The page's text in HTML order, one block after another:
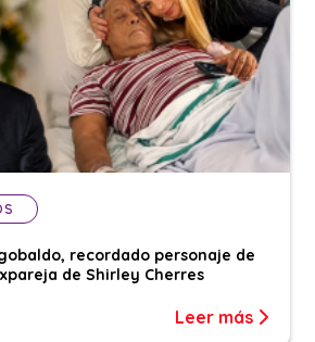
recordado personaje de
de Shirley Cherres
Leer más